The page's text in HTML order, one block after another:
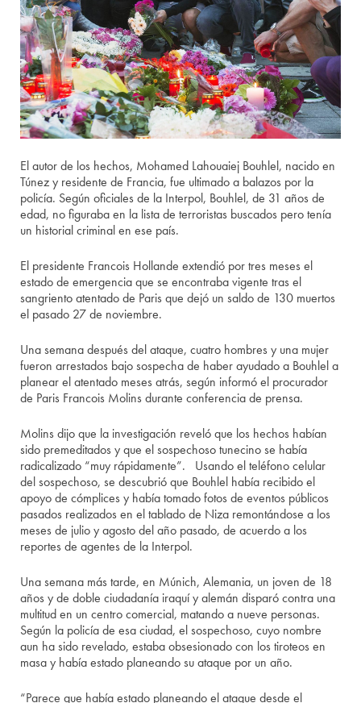
El autor de los hechos, Mohamed Lahouaiej Bouhlel, nacido en
Túnez y residente de Francia, fue ultimado a balazos por la
policía. Según oficiales de la Interpol, Bouhlel, de 31 años de
edad, no figuraba en la lista de terroristas buscados pero tenía
un historial criminal en ese país.
El presidente Francois Hollande extendió por tres meses el
estado de emergencia que se encontraba vigente tras el
sangriento atentado de Paris que dejó un saldo de 130 muertos
el pasado 27 de noviembre.
Una semana después del ataque, cuatro hombres y una mujer
fueron arrestados bajo sospecha de haber ayudado a Bouhlel a
planear el atentado meses atrás, según informó el procurador
de Paris Francois Molins durante conferencia de prensa.
Molins dijo que la investigación reveló que los hechos habían
sido premeditados y que el sospechoso tunecino se había
radicalizado “muy rápidamente”. Usando el teléfono celular
del sospechoso, se descubrió que Bouhlel había recibido el
apoyo de cómplices y había tomado fotos de eventos públicos
pasados realizados en el tablado de Niza remontándose a los
meses de julio y agosto del año pasado, de acuerdo a los
reportes de agentes de la Interpol.
Una semana más tarde, en Múnich, Alemania, un joven de 18
años y de doble ciudadanía iraquí y alemán disparó contra una
multitud en un centro comercial, matando a nueve personas.
Según la policía de esa ciudad, el sospechoso, cuyo nombre
aun ha sido revelado, estaba obsesionado con los tiroteos en
masa y había estado planeando su ataque por un año.
“Parece que había estado planeando el ataque desde el